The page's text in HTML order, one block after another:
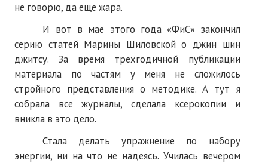
ТЕКУЩИЙ №
не говорю, да еще жара.
И вот в мае этого года «ФиС» закончил
серию статей Марины Шиловской о джин шин
джитсу. За время трехгодичной публикации
материала по частям у меня не сложилось
стройного представления о методике. А тут я
собрала все журналы, сделала ксерокопии и
вникла в это дело.
Стала делать упражнение по набору
энергии, ни на что не надеясь. Училась вечером